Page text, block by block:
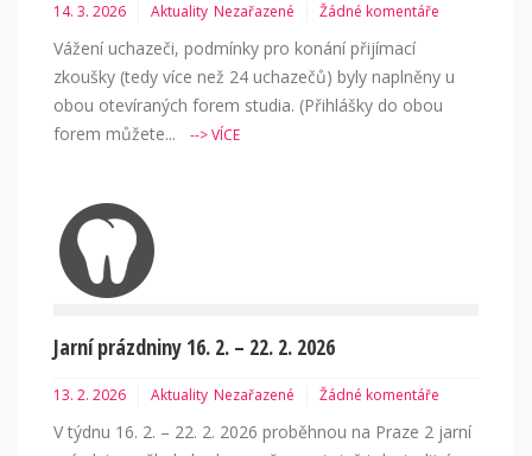
14. 3. 2026 Aktuality Nezařazené Žádné komentáře
Vážení uchazeči, podmínky pro konání přijímací
zkoušky (tedy více než 24 uchazečů) byly naplněny u
obou otevíraných forem studia. (Přihlášky do obou
forem můžete... --> VÍCE
Jarní prázdniny 16. 2. – 22. 2. 2026
13. 2. 2026 Aktuality Nezařazené Žádné komentáře
V týdnu 16. 2. – 22. 2. 2026 proběhnou na Praze 2 jarní